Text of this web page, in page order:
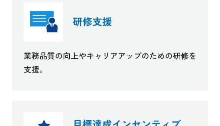
研修支援
業務品質の向上やキャリアアップのための研修を
支援。